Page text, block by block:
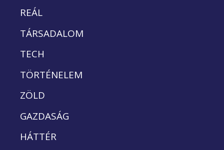
REÁL
TÁRSADALOM
TECH
TÖRTÉNELEM
ZÖLD
GAZDASÁG
HÁTTÉR